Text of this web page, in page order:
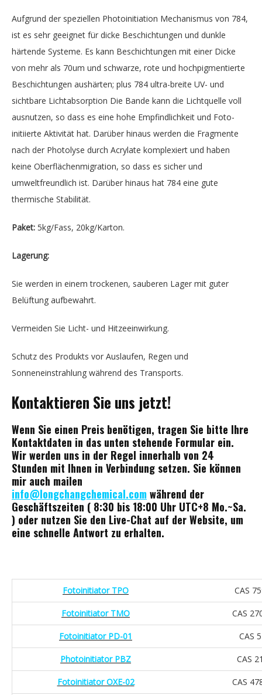
Aufgrund der speziellen Photoinitiation Mechanismus von 784,
ist es sehr geeignet für dicke Beschichtungen und dunkle
härtende Systeme. Es kann Beschichtungen mit einer Dicke
von mehr als 70um und schwarze, rote und hochpigmentierte
Beschichtungen aushärten; plus 784 ultra-breite UV- und
sichtbare Lichtabsorption Die Bande kann die Lichtquelle voll
ausnutzen, so dass es eine hohe Empfindlichkeit und Foto-
initiierte Aktivität hat. Darüber hinaus werden die Fragmente
nach der Photolyse durch Acrylate komplexiert und haben
keine Oberflächenmigration, so dass es sicher und
umweltfreundlich ist. Darüber hinaus hat 784 eine gute
thermische Stabilität.
Paket: 5kg/Fass, 20kg/Karton.
Lagerung:
Sie werden in einem trockenen, sauberen Lager mit guter
Belüftung aufbewahrt.
Vermeiden Sie Licht- und Hitzeeinwirkung.
Schutz des Produkts vor Auslaufen, Regen und
Sonneneinstrahlung während des Transports.
Kontaktieren Sie uns jetzt!
Wenn Sie einen Preis benötigen, tragen Sie bitte Ihre
Kontaktdaten in das unten stehende Formular ein.
Wir werden uns in der Regel innerhalb von 24
Stunden mit Ihnen in Verbindung setzen. Sie können
mir auch mailen
info@longchangchemical.comwährend der
Geschäftszeiten ( 8:30 bis 18:00 Uhr UTC+8 Mo.~Sa.
) oder nutzen Sie den Live-Chat auf der Website, um
eine schnelle Antwort zu erhalten.
Fotoinitiator TPO CAS
Fotoinitiator TMO CAS
Fotoinitiator PD-01 CAS
Photoinitiator PBZ CAS
Fotoinitiator OXE-02 CAS